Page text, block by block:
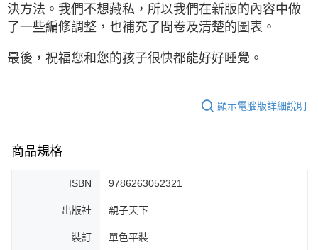
決方法。我們不想藏私，所以我們在新版的內容中做
了一些編修調整，也補充了問卷及清楚的圖表。
最後，祝福您和您的孩子很快都能好好睡覺。
顯示電腦版詳細說明
商品規格
ISBN 9786263052321
出版社 親子天下
裝訂 單色平裝